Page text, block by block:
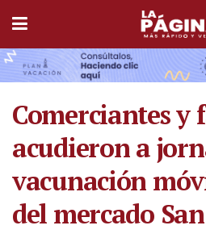
Comerciantes y
acudieron a
vacunación
del mercado